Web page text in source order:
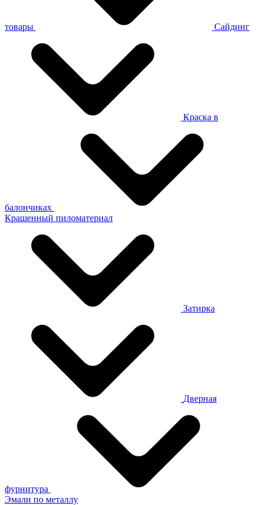
товары Сайдинг
Краска в
балончиках
Крашенный пиломатериал
Затирка
Дверная
фурнитура
Эмали по металлу